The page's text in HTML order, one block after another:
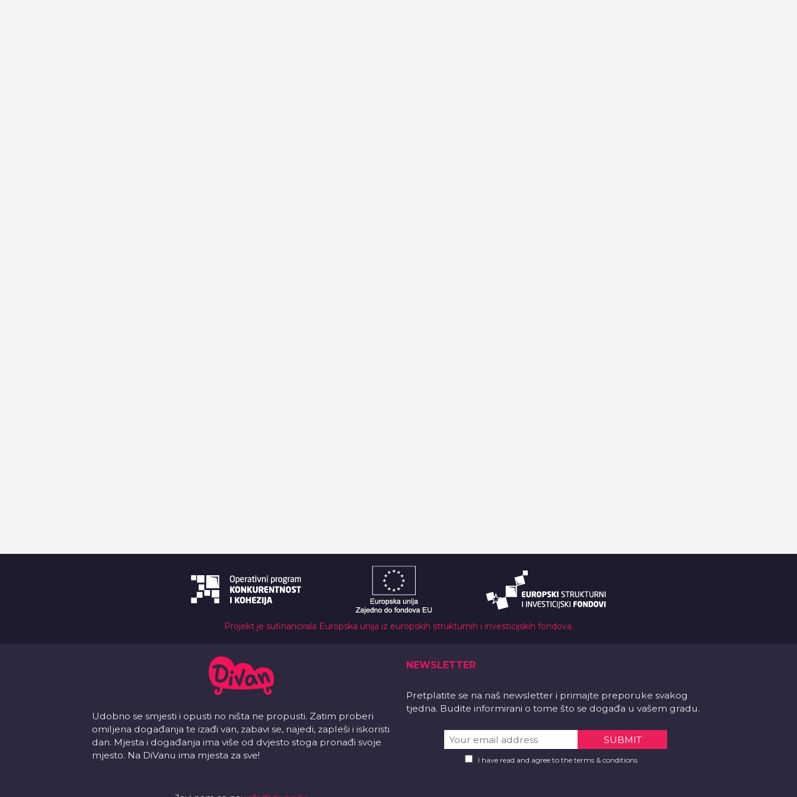
Projekt je sufinancirala Europska unija iz europskih strukturnih i investicijskih fondova.
Udobno se smjesti i opusti no ništa ne propusti. Zatim proberi
omiljena događanja te izađi van, zabavi se, najedi, zapleši i iskoristi
dan. Mjesta i događanja ima više od dvjesto stoga pronađi svoje
mjesto. Na DiVanu ima mjesta za sve!
NEWSLETTER
Pretplatite se na naš newsletter i primajte preporuke svakog
tjedna. Budite informirani o tome što se događa u vašem gradu.
I have read and agree to the terms & conditions